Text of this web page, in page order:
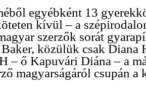
egyébként 13
kívül – a
szerzők sorát
közülük csak Diana
– ő Kapuvári Diána – a
magyarságáról csupán a